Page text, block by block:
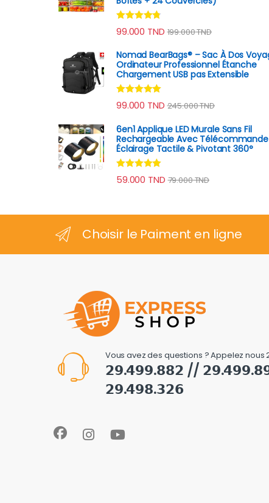
Note4.60
sur 5
99.000 TND 199.000TND
Nomad BearBags® – Sac À Dos
Ordinateur Professionnel Étanche
Chargement USB pas Extensible
Note4.80
sur 5
99.000 TND 245.000TND
6en1 Applique LED Murale Sans Fil
Rechargeable Avec
Éclairage Tactile & Pivotant 360°
Note4.78
sur 5
59.000 TND 79.000TND
Choisir le Paiment en ligne
Vous avez des questions ? Appelez nous
𝟮𝟵.𝟰𝟵𝟵.𝟴𝟴𝟮 //
𝟮𝟵.𝟰𝟵𝟴.𝟯𝟮𝟲